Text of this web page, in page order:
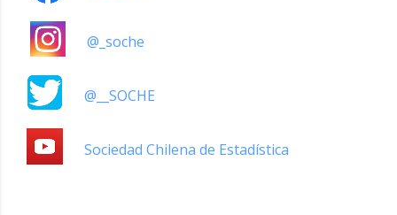
@_soche
@__SOCHE
Sociedad Chilena de Estadística